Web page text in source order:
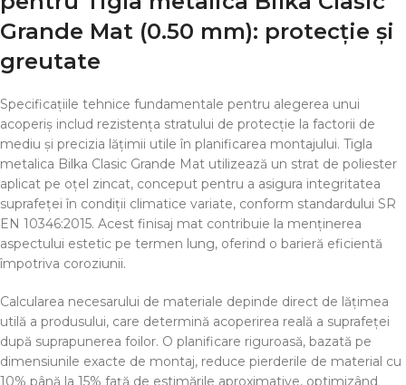
Grande Mat (0.50 mm): protecție și
greutate
Specificațiile tehnice fundamentale pentru alegerea unui
acoperiș includ rezistența stratului de protecție la factorii de
mediu și precizia lățimii utile în planificarea montajului. Tigla
metalica Bilka Clasic Grande Mat utilizează un strat de poliester
aplicat pe oțel zincat, conceput pentru a asigura integritatea
suprafeței în condiții climatice variate, conform standardului SR
EN 10346:2015. Acest finisaj mat contribuie la menținerea
aspectului estetic pe termen lung, oferind o barieră eficientă
împotriva coroziunii.
Calcularea necesarului de materiale depinde direct de lățimea
utilă a produsului, care determină acoperirea reală a suprafeței
după suprapunerea foilor. O planificare riguroasă, bazată pe
dimensiunile exacte de montaj, reduce pierderile de material cu
10% până la 15% față de estimările aproximative, optimizând